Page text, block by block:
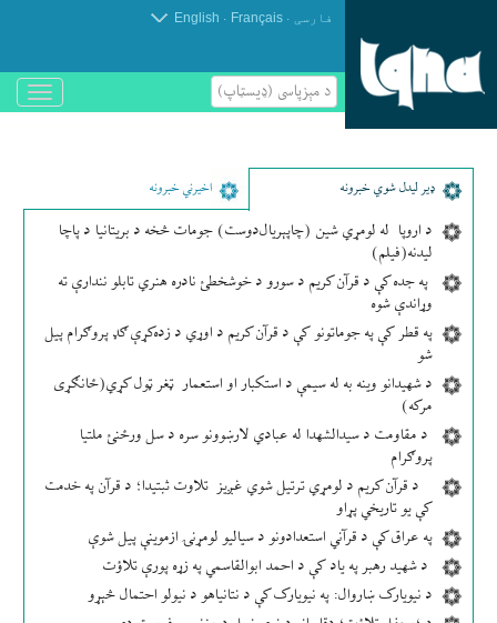
فارسی .
Français
.
English
د مېزپاسى (ډیسټاپ)
باز
و
ډير لیدل شوي خبرونه اخیرني خبرونه
د اروپا له لومړي شین (چاپېریال‌دوست) جومات څخه د بریتانیا د پاچا
لیدنه(فیلم)
په جده کې د قرآن کریم د سورو د خوشخطئ نادره هنري تابلو نندارې ته
وړاندې شوه
په قطر کې په جوماتونو کې د قرآن کریم د اوړي د زده‌کړې ګډ پروګرام پیل
شو
د شهیدانو وینه به له سیمې د استکبار او استعمار ټغر ټول کړي(ځانګړی
مرکه)
د مقاومت د سیدالشهدا له عبادي لارښوونو سره د سل ورځنئ ملتیا
پروګرام
د قرآن کریم د لومړي ترتیل شوي غږیز تلاوت ثبتیدا؛ د قرآن په خدمت
کې یو تاریخي پړاو
په عراق کې د قرآني استعدادونو د سیالیو لومړنۍ ازموینې پیل شوې
د شهید رهبر په یاد کې د احمد ابوالقاسمي په زړه پورې تلاؤت
د نیویارک ښاروال: په نیویارک کې د نتانیاهو د نیولو احتمال څېړو